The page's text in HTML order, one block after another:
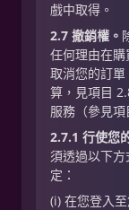
戲中取得。
2.7 撤銷權。
任何理由在
取消您的訂
算，見項目
服務（參見項
2.7.1 行使您
須透過以下
定：
(i) 在您登入